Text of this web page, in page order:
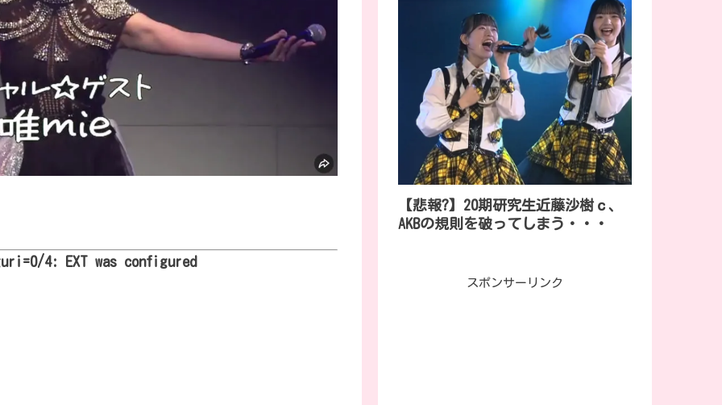
4: EXT was configured
【悲報?】20期研究生近藤沙樹ｃ、
AKBの規則を破ってしまう・・・
スポンサーリンク